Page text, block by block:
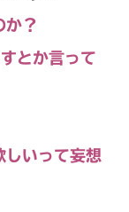
か？
とか言って
しいって妄想